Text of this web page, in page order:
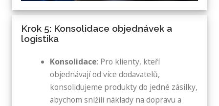
Krok 5: Konsolidace objednávek a
logistika
Konsolidace: Pro klienty, kteří
objednávají od více dodavatelů,
konsolidujeme produkty do jedné zásilky,
abychom snížili náklady na dopravu a